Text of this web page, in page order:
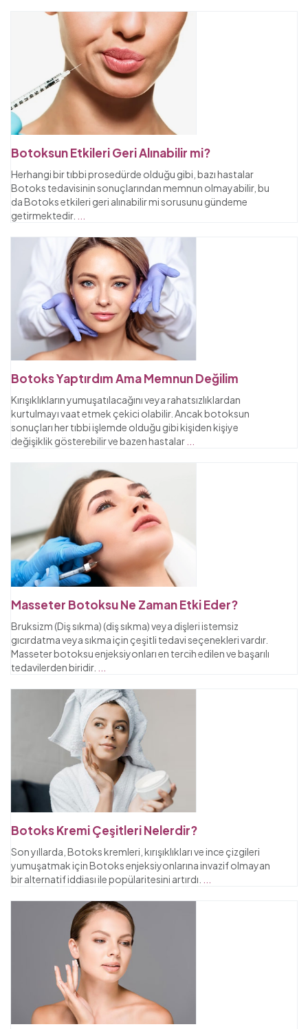
Botoksun Etkileri Geri Alınabilir mi?
Herhangi bir tıbbi prosedürde olduğu gibi, bazı hastalar
Botoks tedavisinin sonuçlarından memnun olmayabilir, bu
da Botoks etkileri geri alınabilir mi sorusunu gündeme
getirmektedir.
Botoks Yaptırdım Ama Memnun Değilim
Kırışıklıkların yumuşatılacağını veya rahatsızlıklardan
kurtulmayı vaat etmek çekici olabilir. Ancak botoksun
sonuçları her tıbbi işlemde olduğu gibi kişiden kişiye
değişiklik gösterebilir ve bazen hastalar
Masseter Botoksu Ne Zaman Etki Eder?
Bruksizm (Diş sıkma) (diş sıkma) veya dişleri istemsiz
gıcırdatma veya sıkma için çeşitli tedavi seçenekleri vardır.
Masseter botoksu enjeksiyonları en tercih edilen ve başarılı
tedavilerden biridir.
Botoks Kremi Çeşitleri Nelerdir?
Son yıllarda, Botoks kremleri, kırışıklıkları ve ince çizgileri
yumuşatmak için Botoks enjeksiyonlarına invazif olmayan
bir alternatif iddiası ile popülaritesini artırdı.